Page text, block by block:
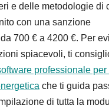
e delle metodologie di
con una sanzione
700 € a 4200 €. Per
spiacevoli, ti
professionale per
che ti guida
di tutta la